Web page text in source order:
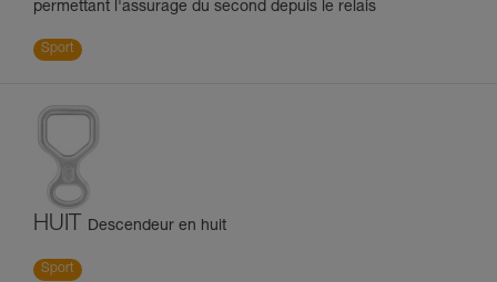
permettant l'assurage du second depuis le relais
Sport
HUIT Descendeur en huit
Sport